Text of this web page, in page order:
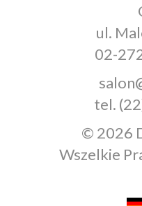
ul.
02-
tel.
© 2026
Wszelkie